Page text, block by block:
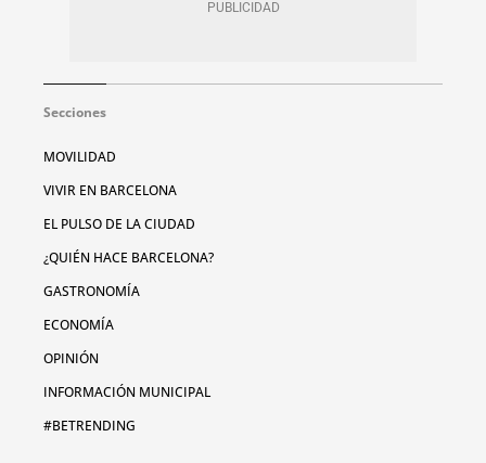
Secciones
MOVILIDAD
VIVIR EN BARCELONA
EL PULSO DE LA CIUDAD
¿QUIÉN HACE BARCELONA?
GASTRONOMÍA
ECONOMÍA
OPINIÓN
INFORMACIÓN MUNICIPAL
#BETRENDING